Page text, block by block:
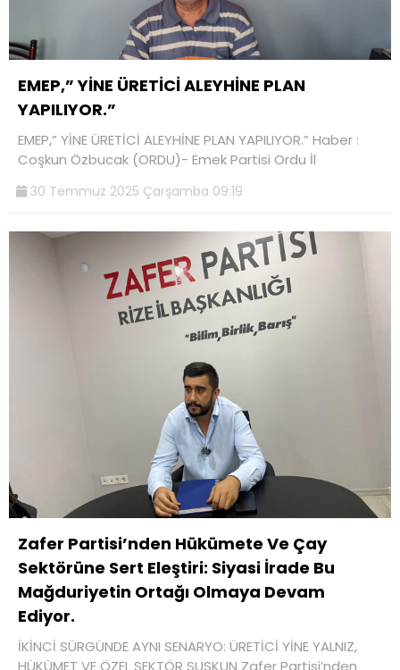
EMEP,” YİNE ÜRETİCİ ALEYHİNE PLAN
YAPILIYOR.”
EMEP,” YİNE ÜRETİCİ ALEYHİNE PLAN YAPILIYOR.” Haber :
Coşkun Özbucak (ORDU)- Emek Partisi Ordu İl
30 Temmuz 2025 Çarşamba 09:19
Zafer Partisi’nden Hükümete Ve Çay
Sektörüne Sert Eleştiri: Siyasi İrade Bu
Mağduriyetin Ortağı Olmaya Devam
Ediyor.
İKİNCİ SÜRGÜNDE AYNI SENARYO: ÜRETİCİ YİNE YALNIZ,
HÜKÜMET VE ÖZEL SEKTÖR SUSKUN Zafer Partisi’nden